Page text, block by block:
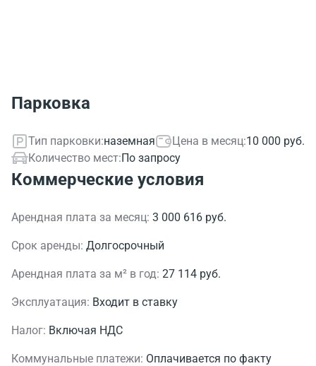
Парковка
Тип парковки:наземная Цена в месяц:10 000 руб.
Количество мест:По запросу
Коммерческие условия
Арендная плата за месяц: 3 000 616 руб.
Срок аренды: Долгосрочный
Арендная плата за м² в год: 27 114 руб.
Эксплуатация: Входит в ставку
Налог: Включая НДС
Коммунальные платежи: Оплачивается по факту